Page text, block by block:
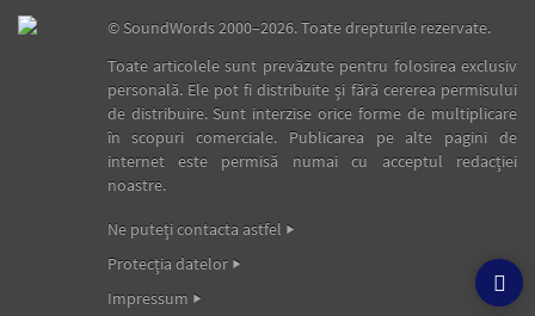
©SoundWords2000–2026. Toate drepturile rezervate.
Toate articolele sunt prevăzute pentru folosirea exclusiv
personală. Ele pot fi distribuite şi fără cererea permisului
de distribuire. Sunt interzise orice forme de multiplicare
în scopuri comerciale. Publicarea pe alte pagini de
internet este permisă numai cu acceptul redacţiei
noastre.
Ne puteţi contacta astfel
Protecţia datelor
Impressum